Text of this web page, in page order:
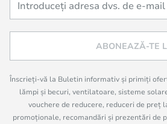
ABONEAZĂ-TE
Înscrieți-vă la Buletin informativ și primiți
lămpi și becuri, ventilatoare, sisteme
vouchere de reducere, reduceri de preț
promoționale, recomandări și prezentări de